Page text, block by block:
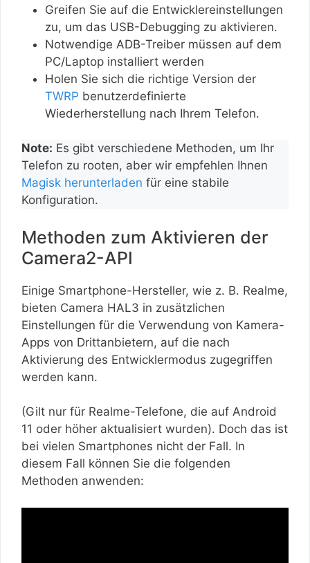
Greifen Sie auf die Entwicklereinstellungen
zu, um das USB-Debugging zu aktivieren.
Notwendige ADB-Treiber müssen auf dem
PC/Laptop installiert werden
Holen Sie sich die richtige Version der
TWRP benutzerdefinierte
Wiederherstellung nach Ihrem Telefon.
Note: Es gibt verschiedene Methoden, um Ihr
Telefon zu rooten, aber wir empfehlen Ihnen
Magisk herunterladen für eine stabile
Konfiguration.
Methoden zum Aktivieren der
Camera2-API
Einige Smartphone-Hersteller, wie z. B. Realme,
bieten Camera HAL3 in zusätzlichen
Einstellungen für die Verwendung von Kamera-
Apps von Drittanbietern, auf die nach
Aktivierung des Entwicklermodus zugegriffen
werden kann.
(Gilt nur für Realme-Telefone, die auf Android
11 oder höher aktualisiert wurden). Doch das ist
bei vielen Smartphones nicht der Fall. In
diesem Fall können Sie die folgenden
Methoden anwenden: